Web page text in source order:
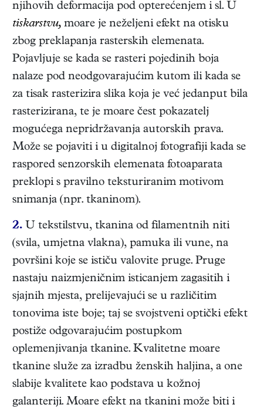
njihovih deformacija pod opterećenjem i sl. U
tiskarstvu, moare je neželjeni efekt na otisku
zbog preklapanja rasterskih elemenata.
Pojavljuje se kada se rasteri pojedinih boja
nalaze pod neodgovarajućim kutom ili kada se
za tisak rasterizira slika koja je već jedanput bila
rasterizirana, te je moare čest pokazatelj
mogućega nepridržavanja autorskih prava.
Može se pojaviti i u digitalnoj fotografiji kada se
raspored senzorskih elemenata fotoaparata
preklopi s pravilno teksturiranim motivom
snimanja (npr. tkaninom).
2. U tekstilstvu, tkanina od filamentnih niti
(svila, umjetna vlakna), pamuka ili vune, na
površini koje se ističu valovite pruge. Pruge
nastaju naizmjeničnim isticanjem zagasitih i
sjajnih mjesta, prelijevajući se u različitim
tonovima iste boje; taj se svojstveni optički efekt
postiže odgovarajućim postupkom
oplemenjivanja tkanine. Kvalitetne moare
tkanine služe za izradbu ženskih haljina, a one
slabije kvalitete kao podstava u kožnoj
galanteriji. Moare efekt na tkanini može biti i